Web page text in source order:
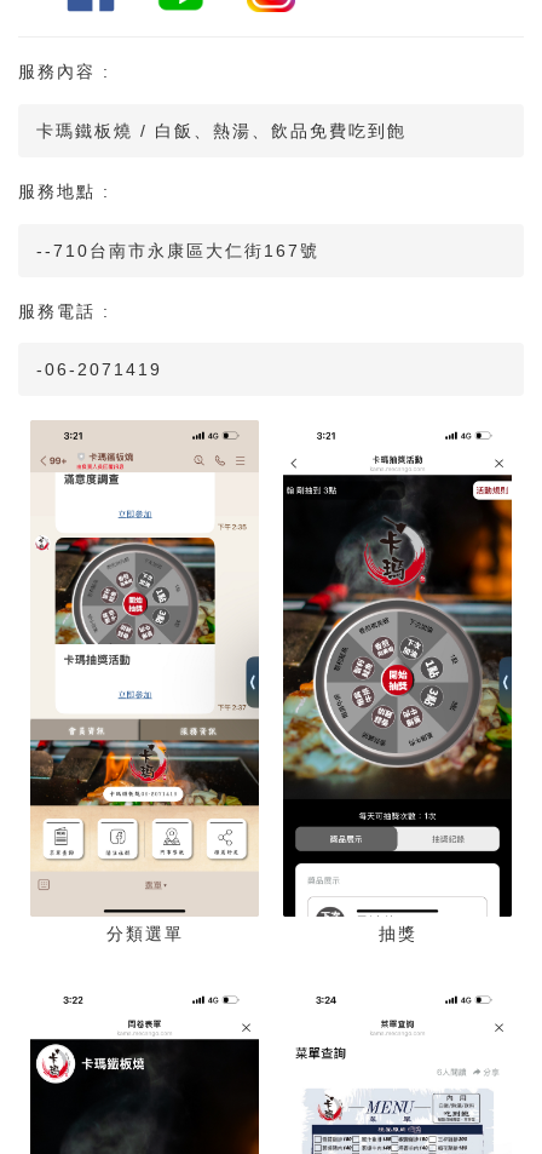
服務內容 :
卡瑪鐵板燒 / 白飯、熱湯、飲品免費吃到飽
服務地點 :
--710台南市永康區大仁街167號
服務電話 :
-06-2071419
分類選單 抽獎